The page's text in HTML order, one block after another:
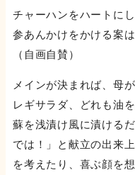
チャーハンをハートに
参あんかけをかける案
（自画自賛）
メインが決まれば、母
レギサラダ、どれも油
蘇を浅漬け風に漬ける
では！」と献立の出来
を考えたり、喜ぶ顔を